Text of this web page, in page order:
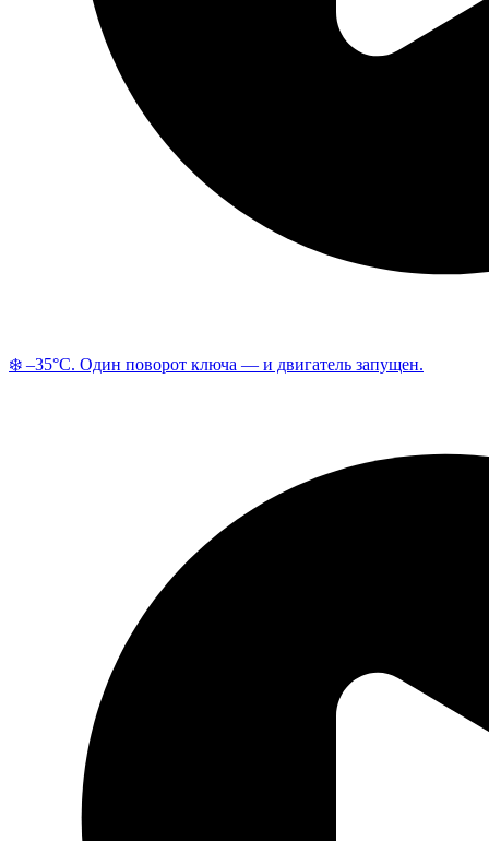
❄️ –35°C. Один поворот ключа — и двигатель запущен.